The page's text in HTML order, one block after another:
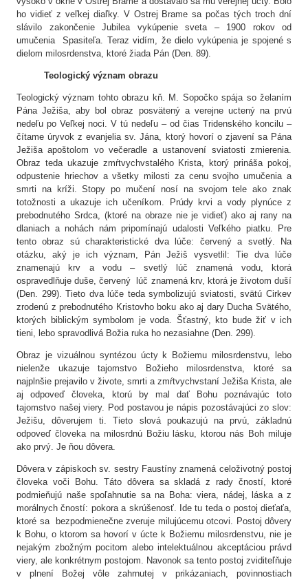
ho vidieť z veľkej diaľky. V Ostrej Brame sa počas tých troch dní
slávilo zakončenie Jubilea vykúpenie sveta – 1900 rokov od
umučenia Spasiteľa. Teraz vidím, že dielo vykúpenia je spojené s
dielom milosrdenstva, ktoré žiada Pán (Den. 89).
Teologický význam obrazu
Teologický význam tohto obrazu kň. M. Sopočko spája so želaním
Pána Ježiša, aby bol obraz posvätený a verejne uctený na prvú
nedeľu po Veľkej noci. V tú nedeľu – od čias Tridenského koncilu –
čítame úryvok z evanjelia sv. Jána, ktorý hovorí o zjavení sa Pána
Ježiša apoštolom vo večeradle a ustanovení sviatosti zmierenia.
Obraz teda ukazuje zmŕtvychvstalého Krista, ktorý prináša pokoj,
odpustenie hriechov a všetky milosti za cenu svojho umučenia a
smrti na kríži. Stopy po mučení nosí na svojom tele ako znak
totožnosti a ukazuje ich učeníkom. Prúdy krvi a vody plynúce z
prebodnutého Srdca, (ktoré na obraze nie je vidieť) ako aj rany na
dlaniach a nohách nám pripomínajú udalosti Veľkého piatku. Pre
tento obraz sú charakteristické dva lúče: červený a svetlý. Na
otázku, aký je ich význam, Pán Ježiš vysvetlil: Tie dva lúče
znamenajú krv a vodu – svetlý lúč znamená vodu, ktorá
ospravedlňuje duše, červený lúč znamená krv, ktorá je životom duší
(Den. 299). Tieto dva lúče teda symbolizujú sviatosti, svätú Cirkev
zrodenú z prebodnutého Kristovho boku ako aj dary Ducha Svätého,
ktorých biblickým symbolom je voda. Šťastný, kto bude žiť v ich
tieni, lebo spravodlivá Božia ruka ho nezasiahne (Den. 299).
Obraz je vizuálnou syntézou úcty k Božiemu milosrdenstvu, lebo
nielenže ukazuje tajomstvo Božieho milosrdenstva, ktoré sa
najplnšie prejavilo v živote, smrti a zmŕtvychvstaní Ježiša Krista, ale
aj odpoveď človeka, ktorú by mal dať Bohu poznávajúc toto
tajomstvo našej viery. Pod postavou je nápis pozostávajúci zo slov:
Ježišu, dôverujem ti. Tieto slová poukazujú na prvú, základnú
odpoveď človeka na milosrdnú Božiu lásku, ktorou nás Boh miluje
ako prvý. Je ňou dôvera.
Dôvera v zápiskoch sv. sestry Faustíny znamená celoživotný postoj
človeka voči Bohu. Táto dôvera sa skladá z rady čností, ktoré
podmieňujú naše spoľahnutie sa na Boha: viera, nádej, láska a z
morálnych čností: pokora a skrúšenosť. Ide tu teda o postoj dieťaťa,
ktoré sa bezpodmienečne zveruje milujúcemu otcovi. Postoj dôvery
k Bohu, o ktorom sa hovorí v úcte k Božiemu milosrdenstvu, nie je
nejakým zbožným pocitom alebo intelektuálnou akceptáciou právd
viery, ale konkrétnym postojom. Navonok sa tento postoj zviditeľňuje
v plnení Božej vôle zahrnutej v prikázaniach, povinnostiach